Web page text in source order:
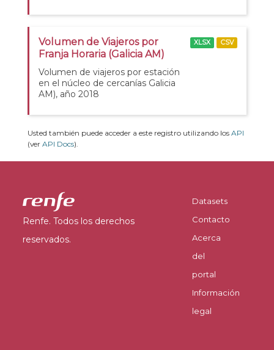
Volumen de Viajeros por
Franja Horaria (Galicia AM)
Volumen de viajeros por estación
en el núcleo de cercanías Galicia
AM), año 2018
XLSX CSV
Usted también puede acceder a este registro utilizando los API
(ver API Docs).
Renfe. Todos los derechos
reservados.
Datasets
Contacto
Acerca
del
portal
Información
legal